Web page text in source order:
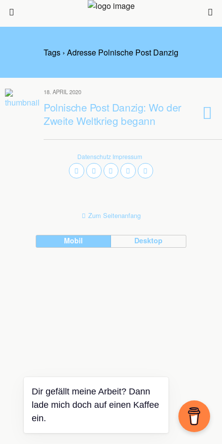
Tags › Adresse Polnische Post Danzig
18. APRIL 2020
Polnische Post Danzig: Wo der
Zweite Weltkrieg begann
Datenschutz Impressum
Zum Seitenanfang
Mobil Desktop
Dir gefällt meine Arbeit? Dann
lade mich doch auf einen Kaffee
ein.